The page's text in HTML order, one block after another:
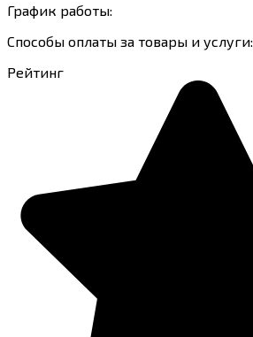
График работы:
Способы оплаты за товары и услуги:
Рейтинг